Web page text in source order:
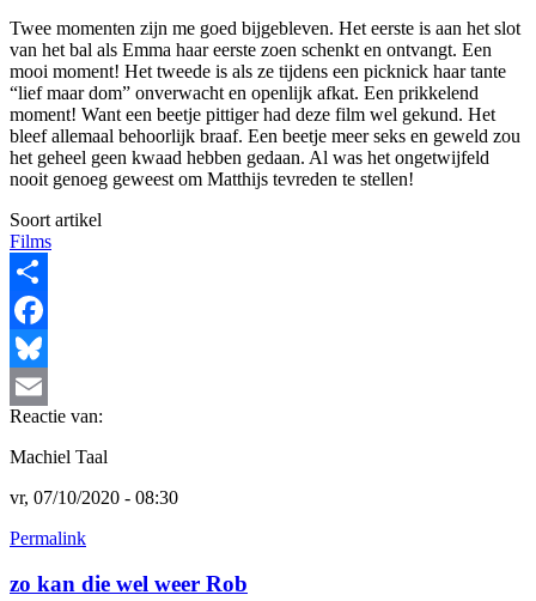
Twee momenten zijn me goed bijgebleven. Het eerste is aan het slot
van het bal als Emma haar eerste zoen schenkt en ontvangt. Een
mooi moment! Het tweede is als ze tijdens een picknick haar tante
“lief maar dom” onverwacht en openlijk afkat. Een prikkelend
moment! Want een beetje pittiger had deze film wel gekund. Het
bleef allemaal behoorlijk braaf. Een beetje meer seks en geweld zou
het geheel geen kwaad hebben gedaan. Al was het ongetwijfeld
nooit genoeg geweest om Matthijs tevreden te stellen!
Soort artikel
Films
Share
Facebook
Bluesky
Email
Reactie van:
Machiel Taal
vr, 07/10/2020 - 08:30
Permalink
zo kan die wel weer Rob